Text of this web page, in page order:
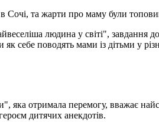
Сочі, та жарти про маму були
людина у світі",
себе поводять мами із дітьми у
яка отримала перемогу, вважає
дитячих анекдотів.